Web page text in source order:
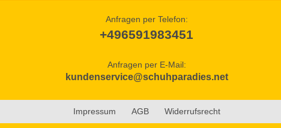
Anfragen per Telefon:
+496591983451
Anfragen per E-Mail:
kundenservice@schuhparadies.net
Impressum AGB Widerrufsrecht